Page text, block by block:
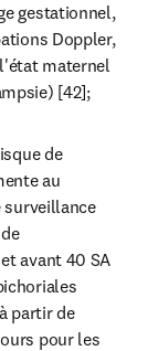
gestationnel,
Doppler,
maternel
[42];
de
au
avant 40 SA
partir de
pour les